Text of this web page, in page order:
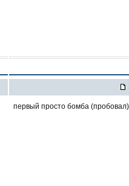
первый просто бомба